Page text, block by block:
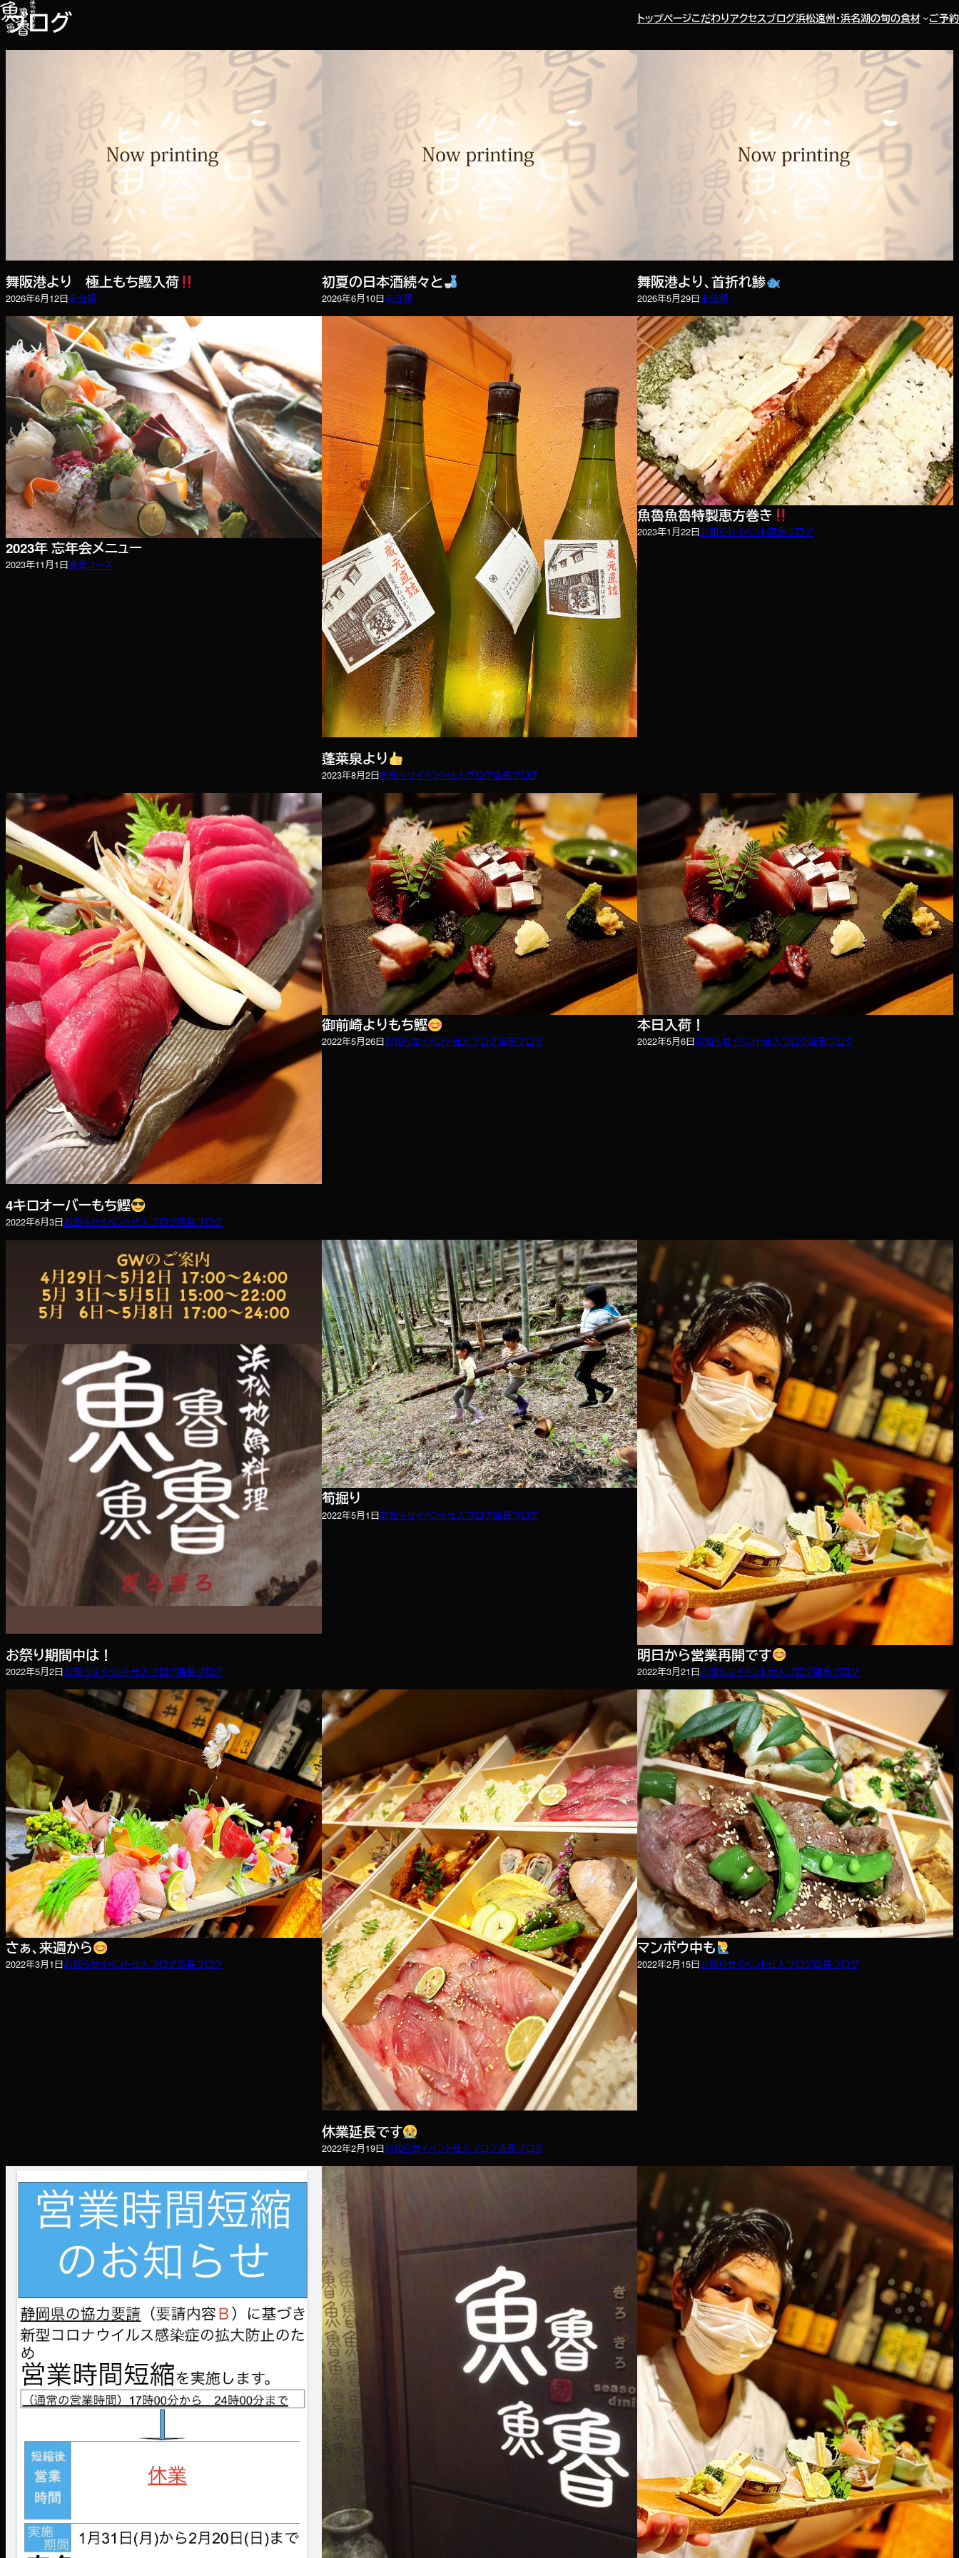
内
容
を
トップページこだわりアクセスブログ浜松遠州・浜名湖の旬の食材 ご予約
ブログ
舞阪港より 極上もち鰹入荷
2026年6月12日未分類
初夏の日本酒続々と
2026年6月10日未分類
舞阪港より、首折れ鯵
2026年5月29日未分類
2023年 忘年会メニュー
2023年11月1日宴会コース
蓬莱泉より
2023年8月2日お知らせイベント仕入ブログ店長ブログ
魚魯魚魯特製恵方巻き
2023年1月22日お知らせイベント店長ブログ
4キロオーバーもち鰹
2022年6月3日お知らせイベント仕入ブログ店長ブログ
御前崎よりもち鰹
2022年5月26日お知らせイベント仕入ブログ店長ブログ
本日入荷！
2022年5月6日お知らせイベント仕入ブログ店長ブログ
お祭り期間中は！
2022年5月2日お知らせイベント仕入ブログ店長ブログ
筍掘り
2022年5月1日お知らせイベント仕入ブログ店長ブログ
明日から営業再開です
2022年3月21日お知らせイベント仕入ブログ店長ブログ
さぁ、来週から
2022年3月1日お知らせイベント仕入ブログ店長ブログ
休業延長です
2022年2月19日お知らせイベント仕入ブログ店長ブログ
マンボウ中も
2022年2月15日お知らせイベント仕入ブログ店長ブログ